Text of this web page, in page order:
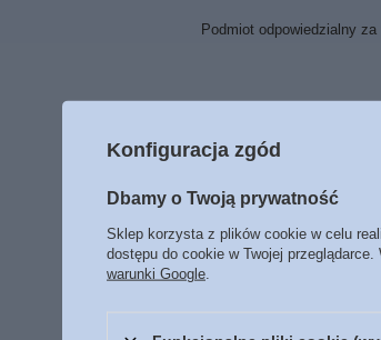
Podmiot odpowiedzialny
Konfiguracja zgód
Dbamy o Twoją prywatność
Sklep korzysta z plików cookie w celu
dostępu do cookie w Twojej
warunki Google